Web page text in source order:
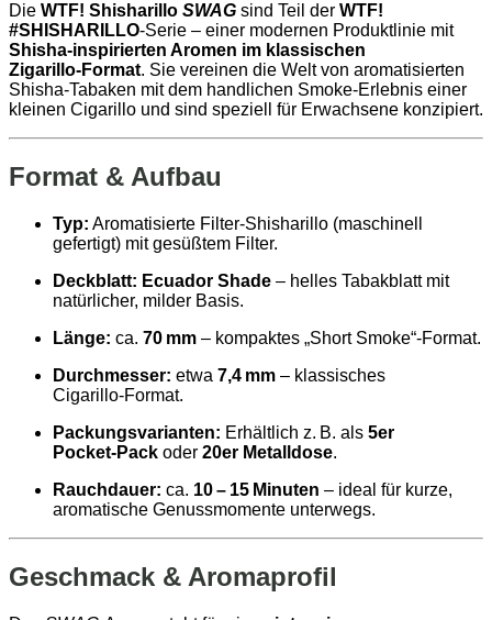
Die WTF! Shisharillo SWAG sind Teil der WTF!
#SHISHARILLO‑Serie – einer modernen Produktlinie mit
Shisha‑inspirierten Aromen im klassischen
Zigarillo‑Format. Sie vereinen die Welt von aromatisierten
Shisha‑Tabaken mit dem handlichen Smoke‑Erlebnis einer
kleinen Cigarillo und sind speziell für Erwachsene konzipiert.
Format & Aufbau
Typ: Aromatisierte Filter‑Shisharillo (maschinell
gefertigt) mit gesüßtem Filter.
Deckblatt: Ecuador Shade – helles Tabakblatt mit
natürlicher, milder Basis.
Länge: ca. 70 mm – kompaktes „Short Smoke“‑Format.
Durchmesser: etwa 7,4 mm – klassisches
Cigarillo‑Format.
Packungsvarianten: Erhältlich z. B. als 5er
Pocket‑Pack oder 20er Metalldose.
Rauchdauer: ca. 10 – 15 Minuten – ideal für kurze,
aromatische Genussmomente unterwegs.
Geschmack & Aromaprofil